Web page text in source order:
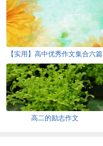
【实用】高中优秀作文集合六篇
高二的励志作文